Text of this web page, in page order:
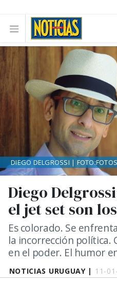
NOTICIAS URUGUAY | 11-
Diego
el jet set son
Es colorado. Se
la incorrección política.
en el poder. El humor
DIEGO DELGROSSI |